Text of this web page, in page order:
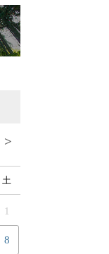
土
1
8